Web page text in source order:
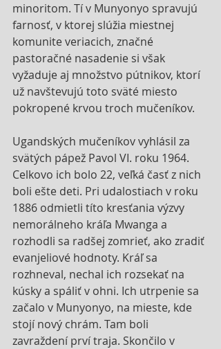
minoritom. Tí v Munyonyo spravujú
farnosť, v ktorej slúžia miestnej
komunite veriacich, značné
pastoračné nasadenie si však
vyžaduje aj množstvo pútnikov, ktorí
už navštevujú toto sväté miesto
pokropené krvou troch mučeníkov.
Ugandských mučeníkov vyhlásil za
svätých pápež Pavol VI. roku 1964.
Celkovo ich bolo 22, veľká časť z nich
boli ešte deti. Pri udalostiach v roku
1886 odmietli títo kresťania výzvy
nemorálneho kráľa Mwanga a
rozhodli sa radšej zomrieť, ako zradiť
evanjeliové hodnoty. Kráľ sa
rozhneval, nechal ich rozsekať na
kúsky a spáliť v ohni. Ich utrpenie sa
začalo v Munyonyo, na mieste, kde
stojí nový chrám. Tam boli
zavraždení prví traja. Skončilo v